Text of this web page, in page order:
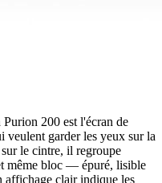
200 est l'écran de
veulent garder les yeux sur la
le cintre, il regroupe
même bloc — épuré, lisible
affichage clair indique les